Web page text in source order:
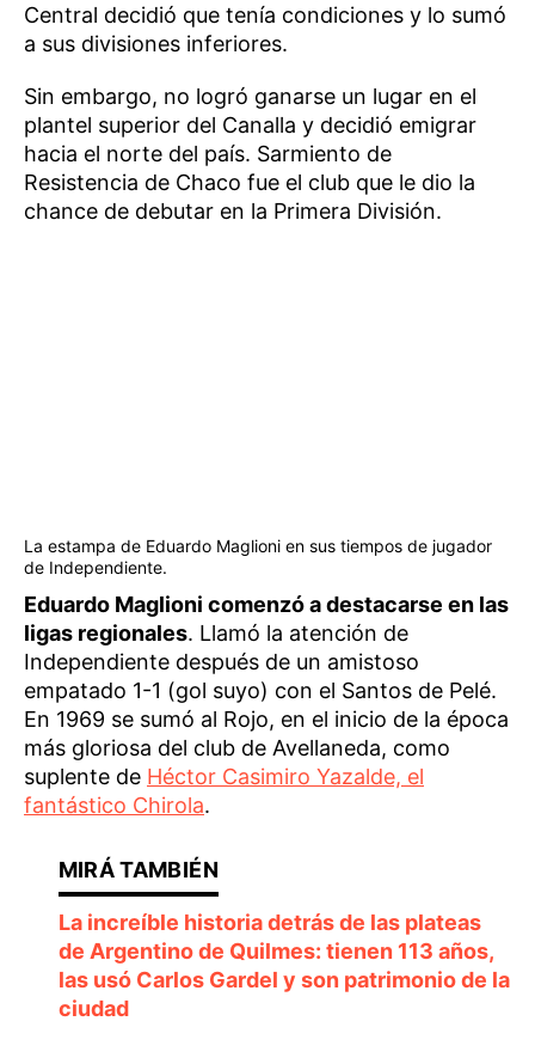
Central decidió que tenía condiciones y lo sumó
a sus divisiones inferiores.
Sin embargo, no logró ganarse un lugar en el
plantel superior del Canalla y decidió emigrar
hacia el norte del país. Sarmiento de
Resistencia de Chaco fue el club que le dio la
chance de debutar en la Primera División.
La estampa de Eduardo Maglioni en sus tiempos de jugador
de Independiente.
Eduardo Maglioni comenzó a destacarse en las
ligas regionales. Llamó la atención de
Independiente después de un amistoso
empatado 1-1 (gol suyo) con el Santos de Pelé.
En 1969 se sumó al Rojo, en el inicio de la época
más gloriosa del club de Avellaneda, como
suplente de Héctor Casimiro Yazalde, el
fantástico Chirola.
La increíble historia detrás de las plateas
de Argentino de Quilmes: tienen 113 años,
las usó Carlos Gardel y son patrimonio de la
ciudad